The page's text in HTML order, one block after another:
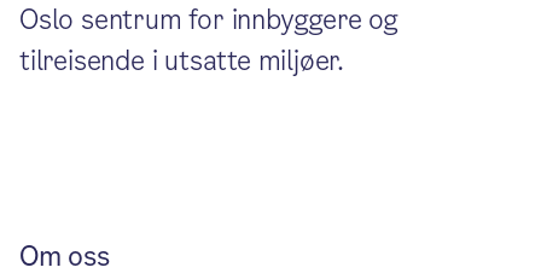
Oslo sentrum for innbyggere og
tilreisende i utsatte miljøer.
Om oss